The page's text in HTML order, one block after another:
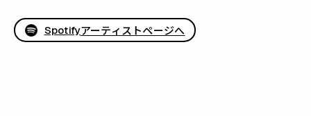
Spotifyアーティストページへ